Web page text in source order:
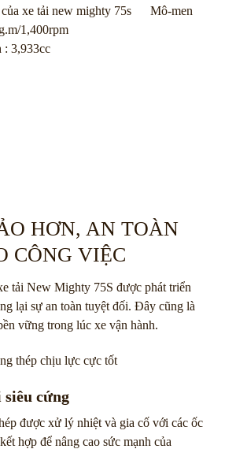
Mô-men
1,400rpm
: 3,933cc
HƠN, AN TOÀN
CÔNG VIỆC
tải New Mighty 75S được phát triển
lại sự an toàn tuyệt đối. Đây cũng là
vững trong lúc xe vận hành.
cứng
được xử lý nhiệt và gia cố với các ốc
hợp để nâng cao sức mạnh của